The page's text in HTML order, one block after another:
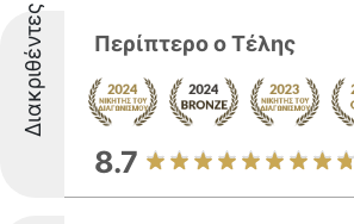
Διακριθέντες Περίπτερο ο Τέλης
8.7